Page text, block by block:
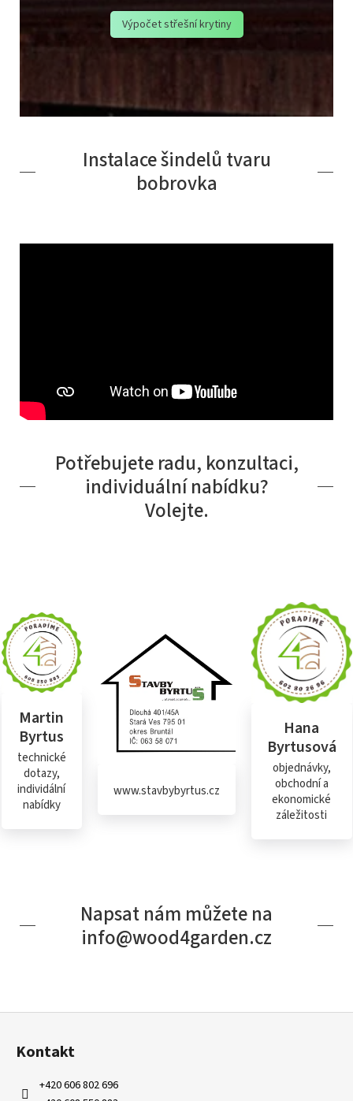
Výpočet střešní krytiny
Instalace šindelů tvaru
bobrovka
Potřebujete radu, konzultaci,
individuální nabídku?
Volejte.
Martin
Byrtus
technické
dotazy,
individální
nabídky
www.stavbybyrtus.cz
Hana
Byrtusová
objednávky,
obchodní a
ekonomické
záležitosti
Napsat nám můžete na
info@wood4garden.cz
Z
Kontakt
+420 606 802 696